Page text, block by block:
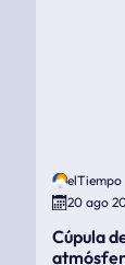
elTiempo
20 ago
Cúpula